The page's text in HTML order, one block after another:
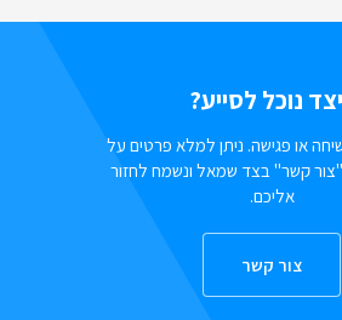
נוכל לסייע?
או פגישה. ניתן למלא פרטים על
"צור קשר" בצד שמאל ונשמח לחזור
אליכם.
צור קשר